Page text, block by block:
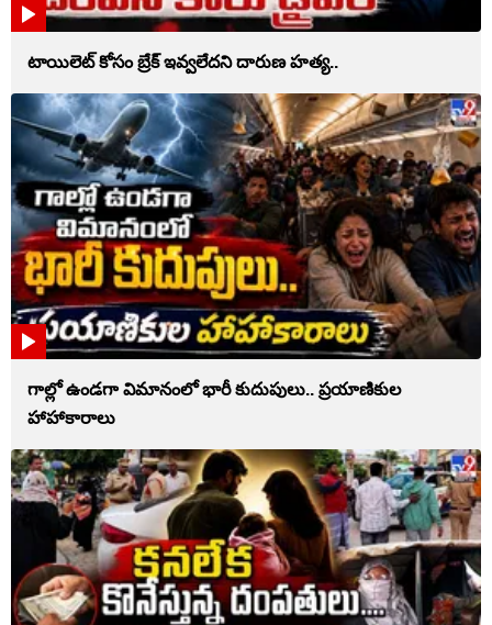
టాయిలెట్‌ కోసం బ్రేక్‌ ఇవ్వలేదని దారుణ హత్య..
గాల్లో ఉండగా విమానంలో భారీ కుదుపులు.. ప్రయాణికుల
హాహాకారాలు